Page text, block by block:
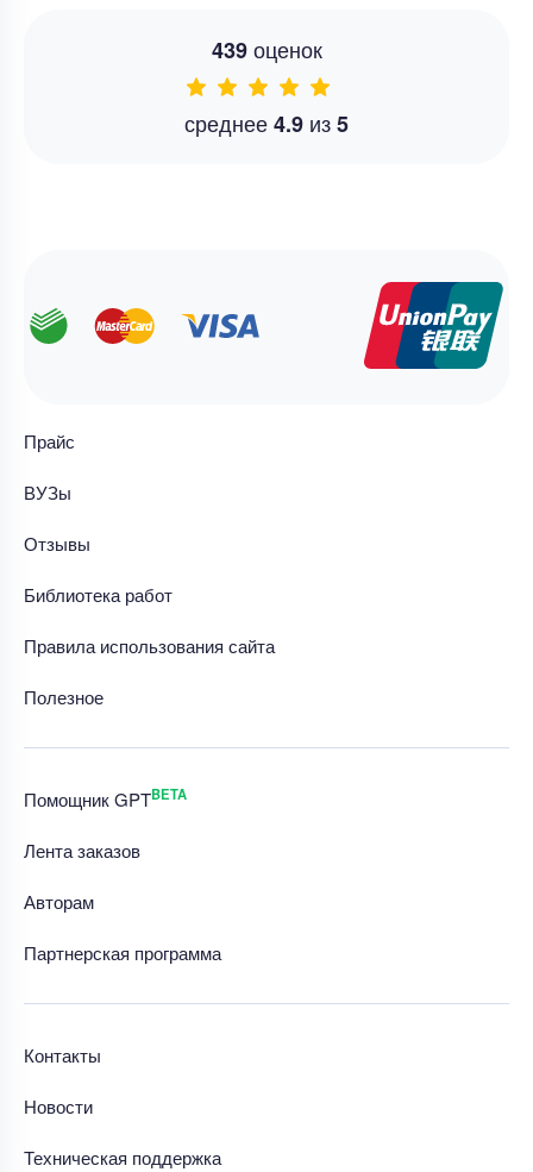
439оценок
среднее4.9 из5
Прайс
ВУЗы
Отзывы
Библиотека работ
Правила использования сайта
Полезное
Помощник GPTBETA
Лента заказов
Авторам
Партнерская программа
Контакты
Новости
Техническая поддержка